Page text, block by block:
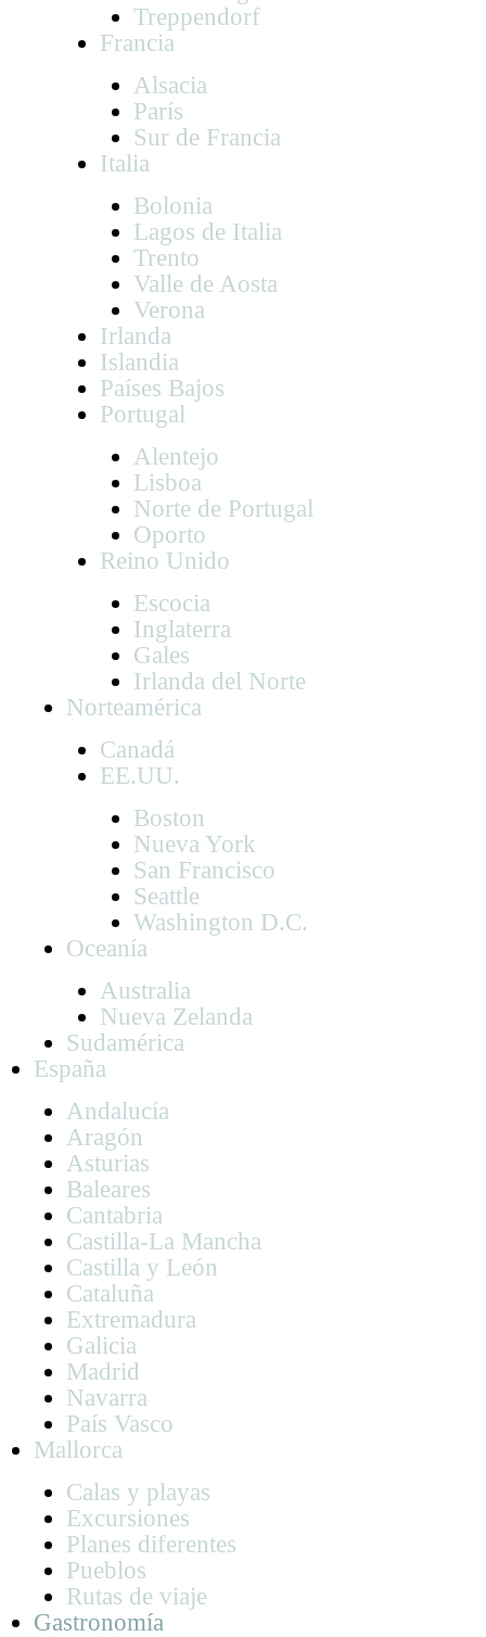
Treppendorf
Francia
Alsacia
París
Sur de Francia
Italia
Bolonia
Lagos de Italia
Trento
Valle de Aosta
Verona
Irlanda
Islandia
Países Bajos
Portugal
Alentejo
Lisboa
Norte de Portugal
Oporto
Reino Unido
Escocia
Inglaterra
Gales
Irlanda del Norte
Norteamérica
Canadá
EE.UU.
Boston
Nueva York
San Francisco
Seattle
Washington D.C.
Oceanía
Australia
Nueva Zelanda
Sudamérica
España
Andalucía
Aragón
Asturias
Baleares
Cantabria
Castilla-La Mancha
Castilla y León
Cataluña
Extremadura
Galicia
Madrid
Navarra
País Vasco
Mallorca
Calas y playas
Excursiones
Planes diferentes
Pueblos
Rutas de viaje
Gastronomía